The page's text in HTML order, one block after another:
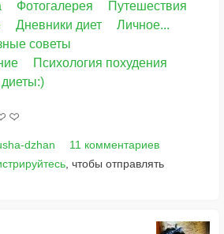
Фотогалерея
Путешествия
Дневники диет
Личное...
советы
Психология похудения
dzhan
11 комментариев
, чтобы отправлять